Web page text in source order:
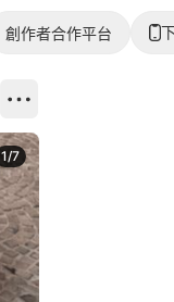
創作者合作平台
1/7